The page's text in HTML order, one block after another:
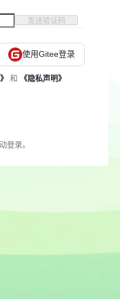
发送验证码
使用Gitee登录
和 《隐私声明》
登录。